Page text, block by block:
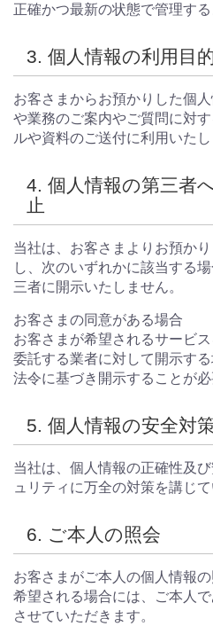
正確かつ最新の状態で管理する
3. 個人情報の利用目
お客さまからお預かりした個
や業務のご案内やご質問に対
ルや資料のご送付に利用いたし
4. 個人情報の第三者
止
当社は、お客さまよりお預か
し、次のいずれかに該当する
三者に開示いたしません。
お客さまの同意がある場合
お客さまが希望されるサービ
委託する業者に対して開示す
法令に基づき開示することが
5. 個人情報の安全対
当社は、個人情報の正確性及
ュリティに万全の対策を講じて
6. ご本人の照会
お客さまがご本人の個人情報
希望される場合には、ご本人
させていただきます。